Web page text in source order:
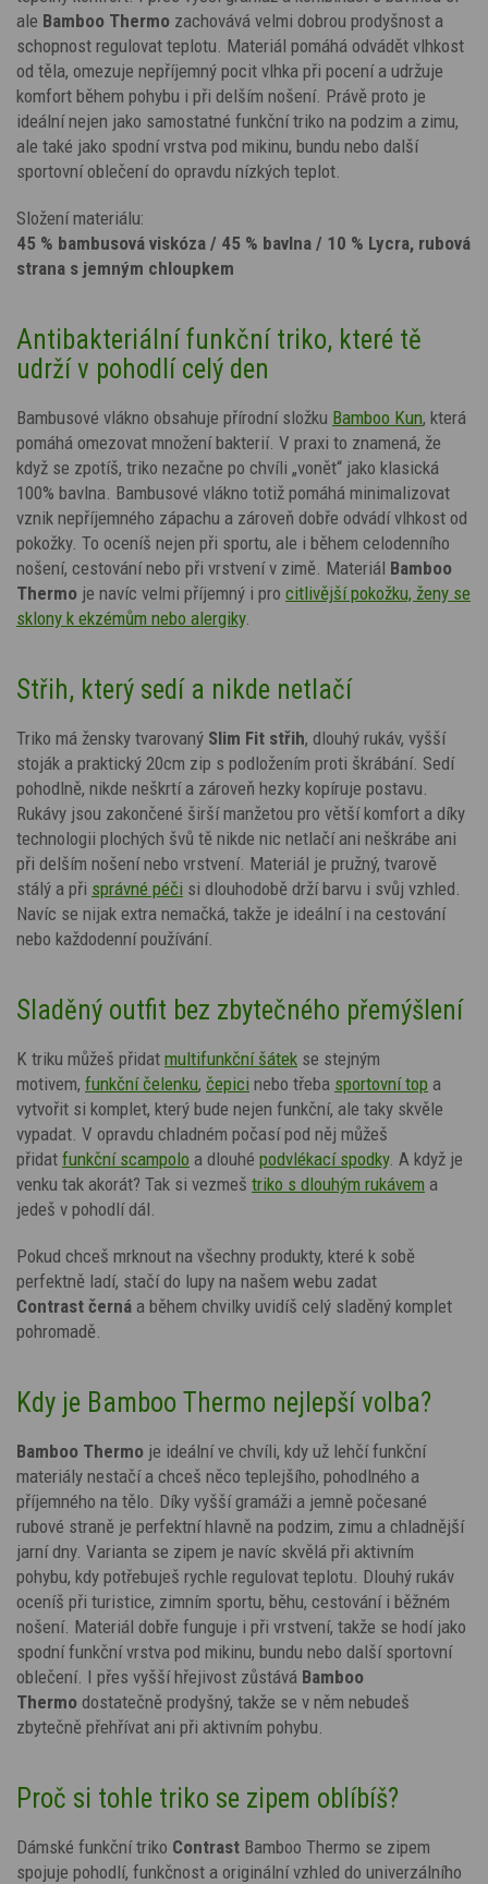
ale Bamboo Thermo zachovává velmi dobrou prodyšnost a
schopnost regulovat teplotu. Materiál pomáhá odvádět vlhkost
od těla, omezuje nepříjemný pocit vlhka při pocení a udržuje
komfort během pohybu i při delším nošení. Právě proto je
ideální nejen jako samostatné funkční triko na podzim a zimu,
ale také jako spodní vrstva pod mikinu, bundu nebo další
sportovní oblečení do opravdu nízkých teplot.
Složení materiálu:
45 % bambusová viskóza / 45 % bavlna / 10 % Lycra, rubová
strana s jemným chloupkem
Antibakteriální funkční triko, které tě
udrží v pohodlí celý den
Bambusové vlákno obsahuje přírodní složku Bamboo Kun, která
pomáhá omezovat množení bakterií. V praxi to znamená, že
když se zpotíš, triko nezačne po chvíli „vonět“ jako klasická
100% bavlna. Bambusové vlákno totiž pomáhá minimalizovat
vznik nepříjemného zápachu a zároveň dobře odvádí vlhkost od
pokožky. To oceníš nejen při sportu, ale i během celodenního
nošení, cestování nebo při vrstvení v zimě. Materiál Bamboo
Thermo je navíc velmi příjemný i pro citlivější pokožku, ženy se
sklony k ekzémům nebo alergiky.
Střih, který sedí a nikde netlačí
Triko má žensky tvarovaný Slim Fit střih, dlouhý rukáv, vyšší
stoják a praktický 20cm zip s podložením proti škrábání. Sedí
pohodlně, nikde neškrtí a zároveň hezky kopíruje postavu.
Rukávy jsou zakončené širší manžetou pro větší komfort a díky
technologii plochých švů tě nikde nic netlačí ani neškrábe ani
při delším nošení nebo vrstvení. Materiál je pružný, tvarově
stálý a při správné péči si dlouhodobě drží barvu i svůj vzhled.
Navíc se nijak extra nemačká, takže je ideální i na cestování
nebo každodenní používání.
Sladěný outfit bez zbytečného přemýšlení
K triku můžeš přidat multifunkční šátek se stejným
motivem, funkční čelenku, čepici nebo třeba sportovní top a
vytvořit si komplet, který bude nejen funkční, ale taky skvěle
vypadat. V opravdu chladném počasí pod něj můžeš
přidat funkční scampolo a dlouhé podvlékací spodky. A když je
venku tak akorát? Tak si vezmeš triko s dlouhým rukávem a
jedeš v pohodlí dál.
Pokud chceš mrknout na všechny produkty, které k sobě
perfektně ladí, stačí do lupy na našem webu zadat
Contrast černá a během chvilky uvidíš celý sladěný komplet
pohromadě.
Kdy je Bamboo Thermo nejlepší volba?
Bamboo Thermo je ideální ve chvíli, kdy už lehčí funkční
materiály nestačí a chceš něco teplejšího, pohodlného a
příjemného na tělo. Díky vyšší gramáži a jemně počesané
rubové straně je perfektní hlavně na podzim, zimu a chladnější
jarní dny. Varianta se zipem je navíc skvělá při aktivním
pohybu, kdy potřebuješ rychle regulovat teplotu. Dlouhý rukáv
oceníš při turistice, zimním sportu, běhu, cestování i běžném
nošení. Materiál dobře funguje i při vrstvení, takže se hodí jako
spodní funkční vrstva pod mikinu, bundu nebo další sportovní
oblečení. I přes vyšší hřejivost zůstává Bamboo
Thermo dostatečně prodyšný, takže se v něm nebudeš
zbytečně přehřívat ani při aktivním pohybu.
Proč si tohle triko se zipem oblíbíš?
Dámské funkční triko Contrast Bamboo Thermo se zipem
spojuje pohodlí, funkčnost a originální vzhled do univerzálního